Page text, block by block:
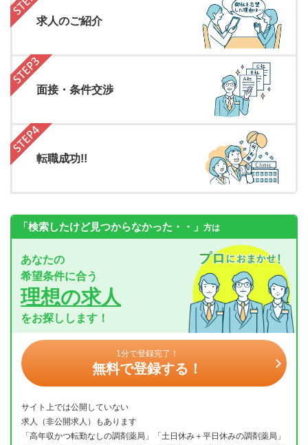
求人のご紹介
面接・条件交渉
転職成功!!
「検索したけど見つからなかった・・」 方は
あなたの
希望条件に合う
理想の求人
をお探しします！
1分で登録完了！
無料で登録する！
サイト上では公開していない
求人（非公開求人）もあります
「高年収かつ転勤なしの調剤薬局」「土日休み＋平日休みの調剤薬局」